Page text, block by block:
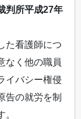
判所平成27年
た看護師につ
なく他の職員
イバシー権侵
告の就労を制